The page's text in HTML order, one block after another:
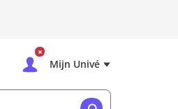
Mijn Univé